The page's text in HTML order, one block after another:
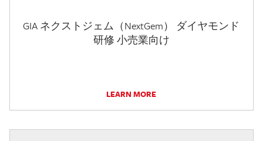
GIA ネクストジェム（NextGem） ダイヤモンド
研修 小売業向け
LEARN MORE